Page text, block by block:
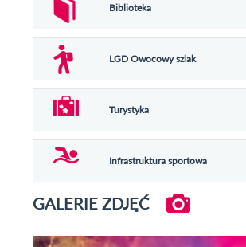
Biblioteka
LGD Owocowy szlak
Turystyka
Infrastruktura sportowa
GALERIE ZDJĘĆ